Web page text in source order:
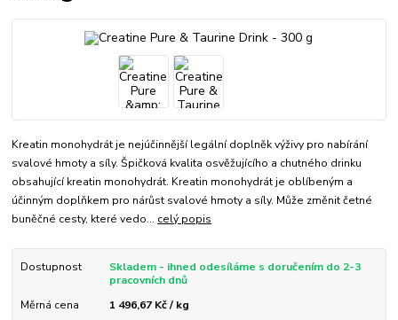
Kreatin monohydrát je nejúčinnější legální doplněk výživy pro nabírání
svalové hmoty a síly. Špičková kvalita osvěžujícího a chutného drinku
obsahující kreatin monohydrát. Kreatin monohydrát je oblíbeným a
účinným doplňkem pro nárůst svalové hmoty a síly. Může změnit četné
buněčné cesty, které vedo... celý popis
Dostupnost
Skladem - ihned odesíláme s doručením do 2-3
pracovních dnů
Měrná cena
1 496,67 Kč / kg